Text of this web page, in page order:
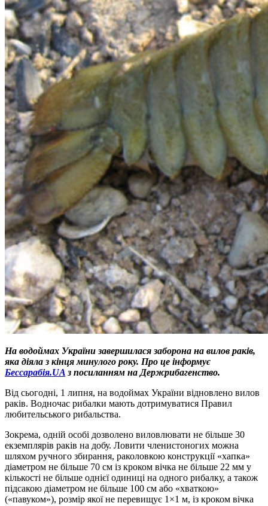
На водоймах України завершилася заборона на вилов раків,
яка діяла з кінця минулого року. Про це інформує
Бессарабія.UA з посиланням на Держрибагенство.
Від сьогодні, 1 липня, на водоймах України відновлено вилов
раків. Водночас рибалки мають дотримуватися Правил
любительського рибальства.
Зокрема, одній особі дозволено виловлювати не більше 30
екземплярів раків на добу. Ловити членистоногих можна
шляхом ручного збирання, раколовкою конструкції «хапка»
діаметром не більше 70 см із кроком вічка не більше 22 мм у
кількості не більше однієї одиниці на одного рибалку, а також
підсакою діаметром не більше 100 см або «хваткою»
(«павуком»), розмір якої не перевищує 1×1 м, із кроком вічка